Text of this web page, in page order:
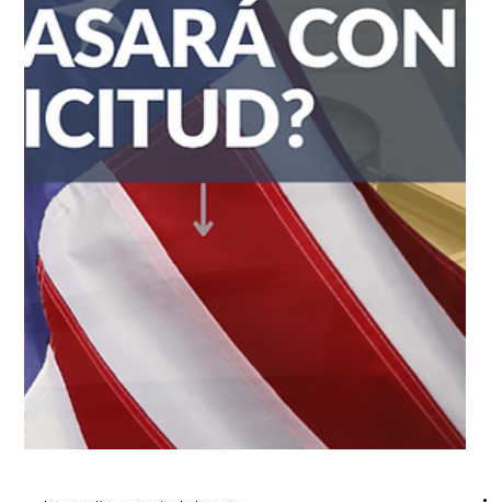
6 min de lectura
Blog
¿Puedo tomar un vuelo con una
solicitud pendiente? Lo que debe
saber antes de viajar
Si usted se encuentra esperando la respuesta de un trámite
ante el Servicio de Ciudadanía e Inmigración (USCIS) como un
ajuste de estatus, un asilo, una petición familiar o un TPS y por
alguna razón familiar o de trabajo necesita tomar un avión, es
completamente normal que le surjan dudas y temor. Conozca
qué diferencia hay entre volar dentro del país y salir al
extranjero, qué documentos debe llevar en su bolso de mano
y qué precauciones debe tomar para no poner en riesgo s